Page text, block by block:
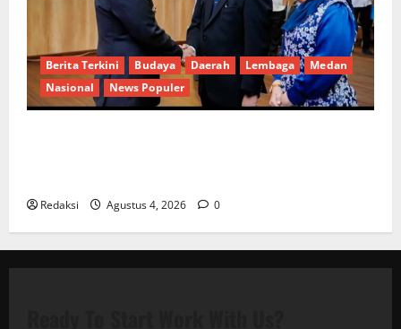
Berita Terkini Budaya Daerah Lembaga
Medan
Nasional
News Populer
Redaksi Agustus 4, 2026 0